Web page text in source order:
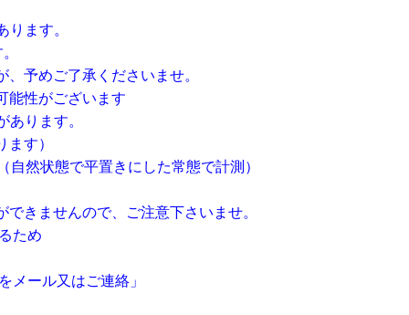
ます。
予めご了承くださいませ。
能性がございます
ります。
す）
然状態で平置きにした常態で計測）
きませんので、ご注意下さいませ。
ため
メール又はご連絡」